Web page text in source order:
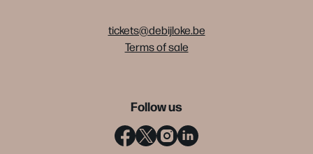
tickets@debijloke.be
Terms of sale
Follow us